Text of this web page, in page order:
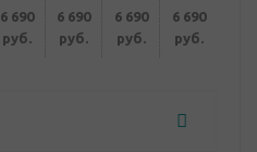
6 690
руб.
6 690
руб.
6 690
руб.
6 690
руб.